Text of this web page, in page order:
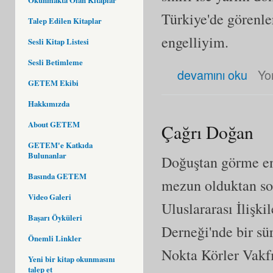
Talep Edilen Kitaplar
Sesli Kitap Listesi
Sesli Betimleme
GETEM Ekibi
Hakkımızda
About GETEM
GETEM'e Katkıda
Bulunanlar
Basında GETEM
Video Galeri
Başarı Öyküleri
Önemli Linkler
Yeni bir kitap okunmasını
talep et
Türkiye'de
engelliyim.
Sevgi Mart hakkında
devamını oku
Çağrı Doğan
Doğuştan görme
mezun olduktan
Uluslararası
Derneği'nde bir
Nokta Körler